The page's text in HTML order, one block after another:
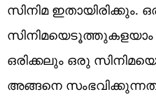
സിനിമ ഇതായിരിക്കും.
ഒരിക്കലും ഒരു
അങ്ങനെ